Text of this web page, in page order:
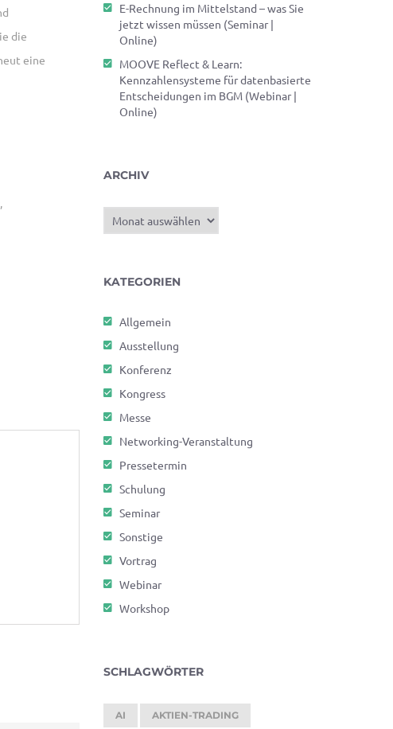
die
eine
,
E-Rechnung im Mittelstand – was Sie
jetzt wissen müssen (Seminar |
Online)
MOOVE Reflect & Learn:
Kennzahlensysteme für datenbasierte
Entscheidungen im BGM (Webinar |
Online)
ARCHIV
Archiv
KATEGORIEN
Allgemein
Ausstellung
Konferenz
Kongress
Messe
Networking-Veranstaltung
Pressetermin
Schulung
Seminar
Sonstige
Vortrag
Webinar
Workshop
SCHLAGWÖRTER
AI AKTIEN-TRADING